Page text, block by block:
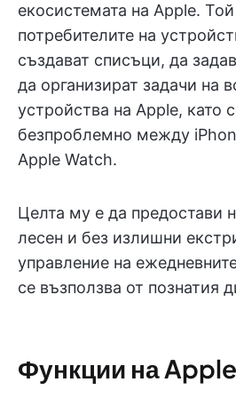
екосистемата на Apple.
потребителите на
създават списъци, да
да организират задачи на
устройства на Apple, като
безпроблемно между
Apple Watch.
Целта му е да предостави
лесен и без излишни
управление на
се възползва от познатия
Функции на